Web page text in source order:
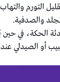
التورم
والصدفية.
الحكة، في
أو الصيدلي